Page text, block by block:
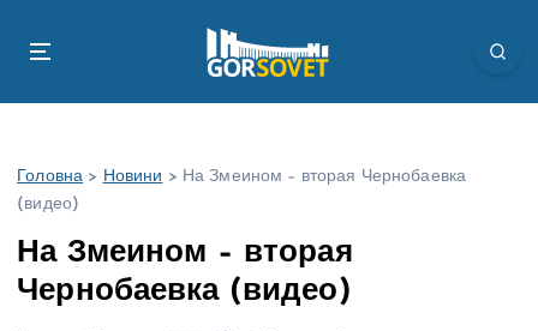
Головна > Новини > На Змеином – вторая Чернобаевка
(видео)
На Змеином – вторая
Чернобаевка (видео)